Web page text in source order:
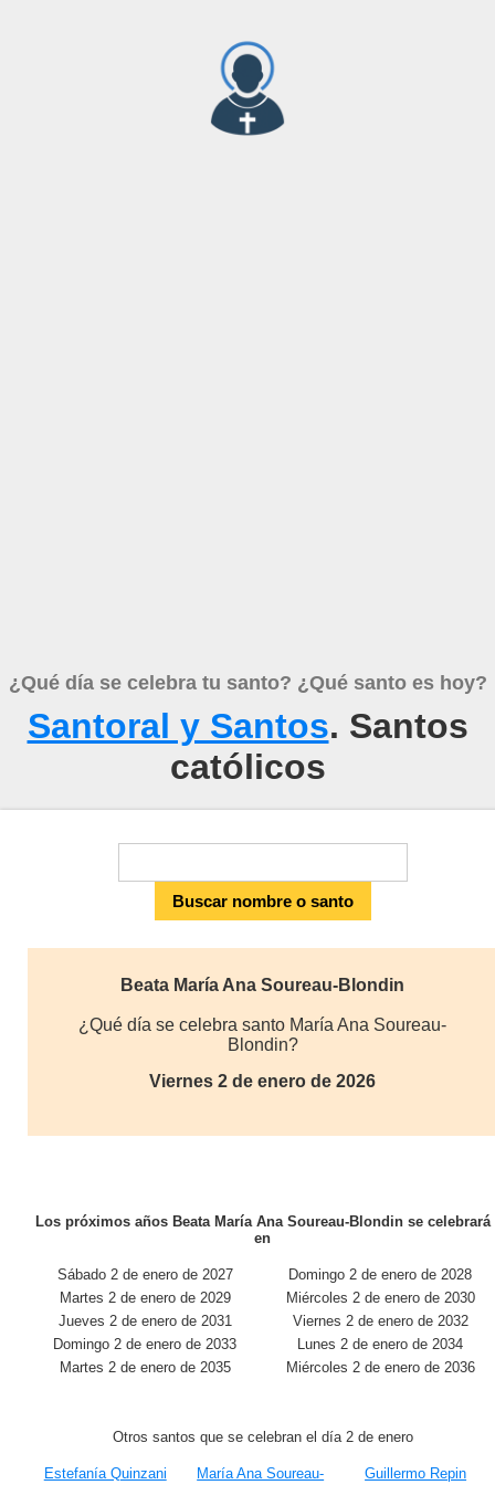
¿Qué día se celebra tu santo? ¿Qué santo es hoy?
Santoral y Santos. Santos
católicos
Beata María Ana Soureau-Blondin
¿Qué día se celebra santo María Ana Soureau-
Blondin?
Viernes 2 de enero de 2026
Los próximos años Beata María Ana Soureau-Blondin se celebrará
en
Sábado 2 de enero de 2027
Domingo 2 de enero de 2028
Martes 2 de enero de 2029
Miércoles 2 de enero de 2030
Jueves 2 de enero de 2031
Viernes 2 de enero de 2032
Domingo 2 de enero de 2033
Lunes 2 de enero de 2034
Martes 2 de enero de 2035
Miércoles 2 de enero de 2036
Otros santos que se celebran el día 2 de enero
Estefanía Quinzani María Ana Soureau- Guillermo Repin